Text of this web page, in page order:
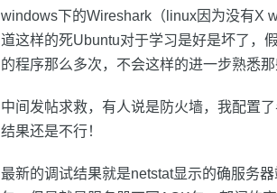
windows下的Wireshark（linux因为没有X
道这样的死Ubuntu对于学习是好是坏了，
的程序那么多次，不会这样的进一步熟悉
中间发帖求救，有人说是防火墙，我配置
结果还是不行！
最新的调试结果就是netstat显示的确服务